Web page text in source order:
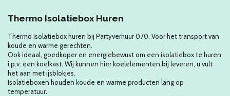
Thermo Isolatiebox Huren
Thermo Isolatiebox huren bij Partyverhuur 070. Voor het transport van
koude en warme gerechten.
Ook ideaal, goedkoper en energiebewust om een isolatiebox te huren
i.p.v. een koelkast. Wij kunnen hier koelelementen bij leveren, u vult
het aan met ijsblokjes.
Isolatieboxen houden koude en warme producten lang op
temperatuur.